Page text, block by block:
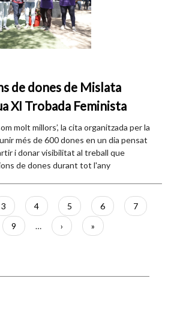
de dones de Mislata
XI Trobada Feminista
molt millors’, la cita organitzada per la
més de 600 dones en un dia pensat
i donar visibilitat al treball que
de dones durant tot l'any
Pàgina
3 Pàgina
4 Pàgina
5 Pàgina
6 Pàgina
7
Pàgina
9 …
Pàgina
següent
›
Última
pàgina
»